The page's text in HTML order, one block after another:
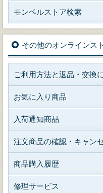
モンベルストア検索
その他のオンラインス
ご利用方法と返品・交換
お気に入り商品
入荷通知商品
注文商品の確認・キャン
商品購入履歴
修理サービス